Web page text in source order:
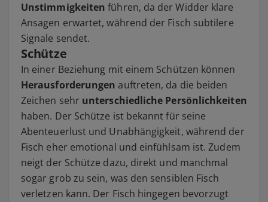
Unstimmigkeiten führen, da der Widder klare
Ansagen erwartet, während der Fisch subtilere
Signale sendet.
Schütze
In einer Beziehung mit einem Schützen können
Herausforderungen auftreten, da die beiden
Zeichen sehr unterschiedliche Persönlichkeiten
haben. Der Schütze ist bekannt für seine
Abenteuerlust und Unabhängigkeit, während der
Fisch eher emotional und einfühlsam ist. Zudem
neigt der Schütze dazu, direkt und manchmal
sogar grob zu sein, was den sensiblen Fisch
verletzen kann. Der Fisch hingegen bevorzugt